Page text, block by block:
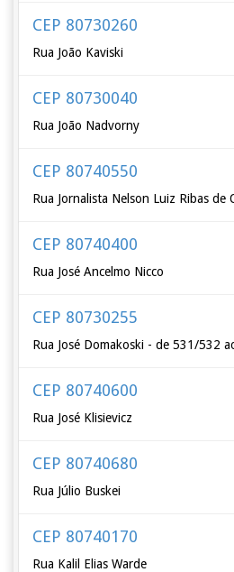
CEP 80730260
Rua João Kaviski
CEP 80730040
Rua João Nadvorny
CEP 80740550
Rua Jornalista Nelson Luiz Ribas de
CEP 80740400
Rua José Ancelmo Nicco
CEP 80730255
Rua José Domakoski - de 531/532
CEP 80740600
Rua José Klisievicz
CEP 80740680
Rua Júlio Buskei
CEP 80740170
Rua Kalil Elias Warde